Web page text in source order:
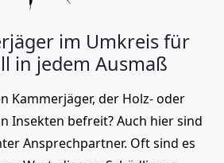
im Umkreis für
in jedem Ausmaß
Kammerjäger, der Holz- oder
Insekten befreit? Auch hier sind
Ansprechpartner. Oft sind es